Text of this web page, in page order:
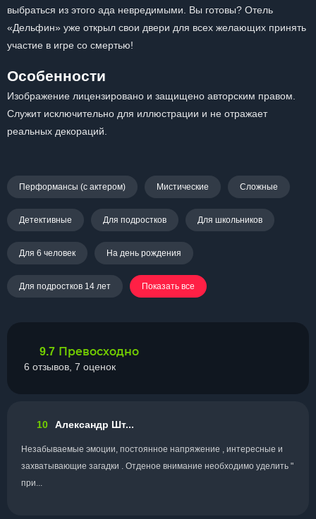
выбраться из этого ада невредимыми. Вы готовы? Отель
«Дельфин» уже открыл свои двери для всех желающих принять
участие в игре со смертью!
Особенности
Изображение лицензировано и защищено авторским правом.
Служит исключительно для иллюстрации и не отражает
реальных декораций.
Перформансы (с актером) Мистические Сложные
Детективные Для подростков Для школьников
Для 6 человек На день рождения
Для подростков 14 лет Показать все
9.7 Превосходно
6 отзывов, 7 оценок
10 Александр Шт...
Незабываемые эмоции, постоянное напряжение , интересные и
захватывающие загадки . Отденое внимание необходимо уделить "
при...